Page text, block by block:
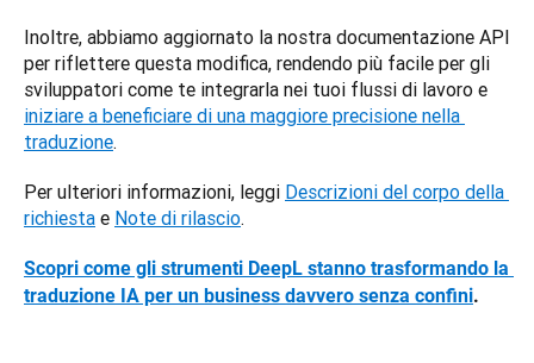
Inoltre, abbiamo aggiornato la nostra documentazione API
per riflettere questa modifica, rendendo più facile per gli
iniziare a beneficiare di una maggiore precisione nella
traduzione.
Per ulteriori informazioni, leggi Descrizioni del corpo della
richiesta e Note di rilascio.
Scopri come gli strumenti DeepL stanno trasformando la
traduzione IA per un business davvero senza confini.